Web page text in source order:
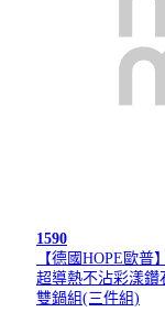
1590
【德國HOPE歐普】
超導熱不沾彩漾鑽
雙鍋組(三件組)